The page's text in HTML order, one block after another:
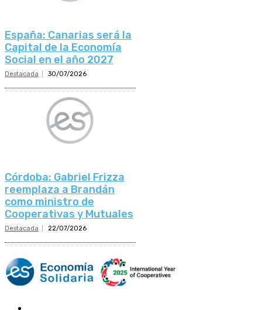
España: Canarias será la
Capital de la Economía
Social en el año 2027
Destacada 30/07/2026
Córdoba: Gabriel Frizza
reemplaza a Brandán
como ministro de
Cooperativas y Mutuales
Destacada 22/07/2026